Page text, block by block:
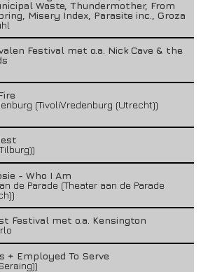
Waste, Thundermother, From
Misery Index, Parasite inc., Groza
Festival met o.a. Nick Cave & the
(TivoliVredenburg (Utrecht))
- Who I Am
de Parade (Theater aan de Parade
Festival met o.a. Kensington
+ Employed To Serve